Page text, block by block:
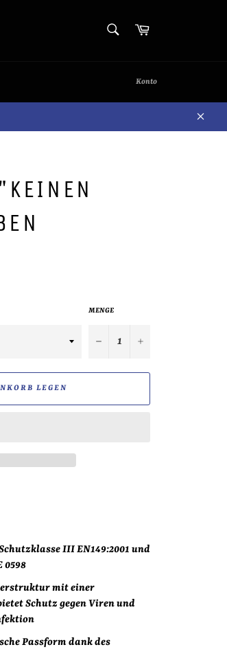
Warenkorb
Konto
MENGE
− +
LEGEN
III EN149:2001 und
0598
mit einer
Schutz gegen Viren und
Passform dank des